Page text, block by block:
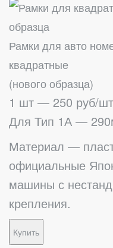
Рамки для авто
квадратные
(нового образца)
1 шт — 250 руб/шт
Для Тип 1А —
Материал —
официальные
машины с
крепления.
Купить